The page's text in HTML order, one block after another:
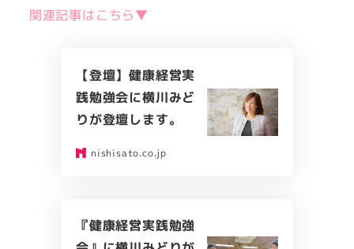
関連記事はこちら▼
【登壇】健康経営実
践勉強会に横川みど
りが登壇します。
nishisato.co.jp
『健康経営実践勉強